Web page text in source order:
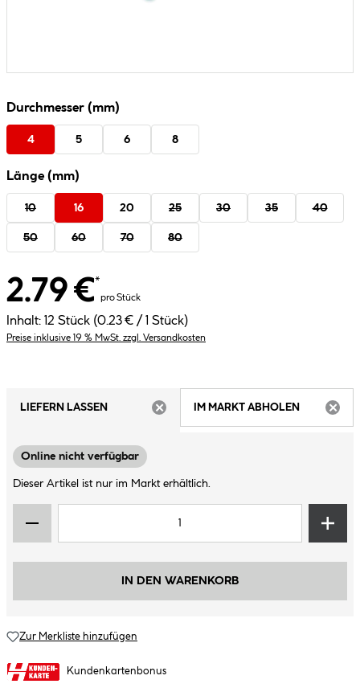
Durchmesser (mm)
4 5 6 8
Länge (mm)
10 16 20 25 30 35 40
50 60 70 80
2.79 €*
pro Stück
Inhalt: 12 Stück (0.23 € / 1 Stück)
Preise inklusive 19 % MwSt. zzgl. Versandkosten
LIEFERN LASSEN
IM MARKT ABHOLEN
Online nicht verfügbar
Dieser Artikel ist nur im Markt erhältlich.
IN DEN WARENKORB
Zur Merkliste hinzufügen
Kundenkartenbonus